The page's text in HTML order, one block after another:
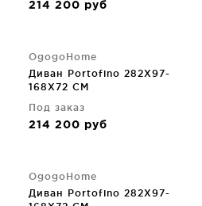
214 200 руб
OgogoHome
Диван Portofino 282X97-
168X72 CM
Под заказ
214 200 руб
OgogoHome
Диван Portofino 282X97-